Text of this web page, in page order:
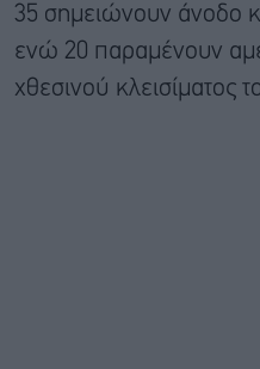
35 σημειώνουν άνοδο
ενώ 20 παραμένουν
χθεσινού κλεισίματος